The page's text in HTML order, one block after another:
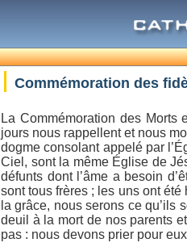
Commémoration des
La Commémoration des
jours nous rappellent et nous
dogme consolant appelé par
Ciel, sont la même Église de
défunts dont l’âme a besoin
sont tous frères ; les uns ont
la grâce, nous serons ce qu’ils
deuil à la mort de nos parents
pas : nous devons prier pour